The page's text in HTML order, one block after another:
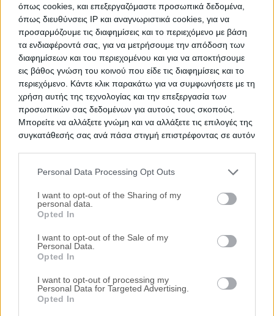
όπως cookies, και επεξεργαζόμαστε προσωπικά δεδομένα,
όπως διευθύνσεις IP και αναγνωριστικά cookies, για να
προσαρμόζουμε τις διαφημίσεις και το περιεχόμενο με βάση
τα ενδιαφέροντά σας, για να μετρήσουμε την απόδοση των
διαφημίσεων και του περιεχομένου και για να αποκτήσουμε
εις βάθος γνώση του κοινού που είδε τις διαφημίσεις και το
περιεχόμενο. Κάντε κλικ παρακάτω για να συμφωνήσετε με τη
χρήση αυτής της τεχνολογίας και την επεξεργασία των
προσωπικών σας δεδομένων για αυτούς τους σκοπούς.
Μπορείτε να αλλάξετε γνώμη και να αλλάξετε τις επιλογές της
συγκατάθεσής σας ανά πάσα στιγμή επιστρέφοντας σε αυτόν
services and may gather and store information including but
not limited to your visit or usage behaviour. You may click to
grant or deny consent to Google and its third-party tags to
use your data for below specified purposes in below Google
consent section.
Personal Data Processing Opt Outs
I want to opt-out of the Sharing of my
personal data.
Opted In
I want to opt-out of the Sale of my
Personal Data.
Opted In
I want to opt-out of processing my
Personal Data for Targeted Advertising.
Opted In
Πρώτη Προσφορά:
100.000 €
Ημ. Διεξαγωγής:
30/09/2026
Αποθηκεύστε την αναζήτησή σας για να λαμβάνετε
ενημέρωση όταν προστίθενται νέα ακίνητα
Αποθήκευση
Ψάχνετε γιαΓη σε πλειστηριασμόσεΊλιον ; Εδώ μπορείτε να
βρείτε την επίσημη λίστα με τουςηλεκτρονικούς
πλειστηριασμούς ακινήτωνσεΊλιον, η οποία ανανεώνεται
να περιορίσετε τα ακίνητα και να επιλέξετε αυτό που ταιριάζει
Σχετικές Αναζητήσεις